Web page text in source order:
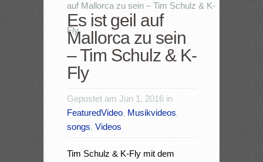
auf Mallorca zu sein – Tim Schulz & K-
Fly
Es ist geil auf
Mallorca zu sein
– Tim Schulz & K-
Fly
Gepostet am Jun 1, 2016 in
FeaturedVideo, Musikvideos,
songs, Videos
Tim Schulz & K-Fly mit dem